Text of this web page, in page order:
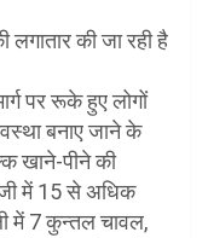
लगातार की जा रही है
पर रूके हुए लोगों
बनाए जाने के
खाने-पीने की
जी में 15 से अधिक
में 7 कुन्तल चावल,